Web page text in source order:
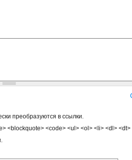
преобразуются в ссылки.
<blockquote> <code> <ul> <ol> <li> <dl> <dt>